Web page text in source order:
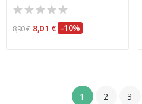
8,90 € 8,01 € -10%
1 2 3